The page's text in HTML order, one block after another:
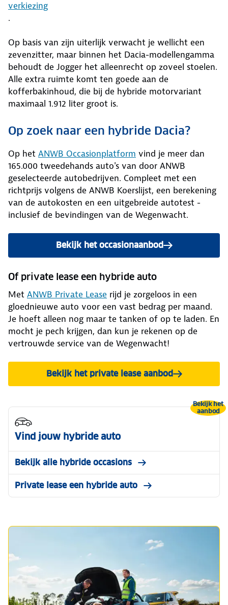
verkiezing
.
Op basis van zijn uiterlijk verwacht je wellicht een
zevenzitter, maar binnen het Dacia-modellengamma
behoudt de Jogger het alleenrecht op zoveel stoelen.
Alle extra ruimte komt ten goede aan de
kofferbakinhoud, die bij de hybride motorvariant
maximaal 1.912 liter groot is.
Op zoek naar een hybride Dacia?
Op het ANWB Occasionplatform vind je meer dan
165.000 tweedehands auto's van door ANWB
geselecteerde autobedrijven. Compleet met een
richtprijs volgens de ANWB Koerslijst, een berekening
van de autokosten en een uitgebreide autotest -
inclusief de bevindingen van de Wegenwacht.
Bekijk het occasionaanbod
Of private lease een hybride auto
Met ANWB Private Lease rijd je zorgeloos in een
gloednieuwe auto voor een vast bedrag per maand.
Je hoeft alleen nog maar te tanken of op te laden. En
mocht je pech krijgen, dan kun je rekenen op de
vertrouwde service van de Wegenwacht!
Bekijk het private lease aanbod
Bekijk het
aanbod
Vind jouw hybride auto
Bekijk alle hybride occasions
Private lease een hybride auto